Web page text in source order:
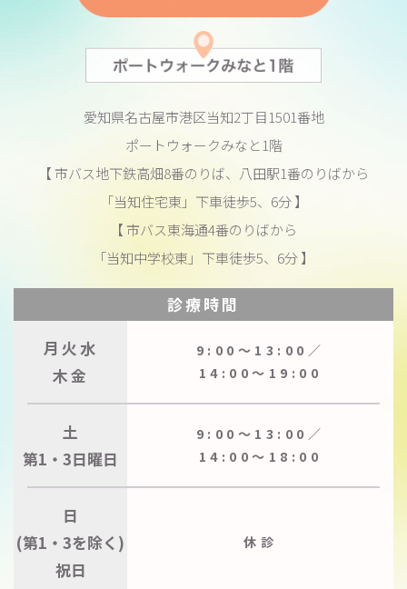
愛知県名古屋市港区当知2丁目1501番地
ポートウォークみなと1階
【 市バス地下鉄高畑8番のりば、八田駅1番のりばから
「当知住宅東」下車徒歩5、6分 】
【 市バス東海通4番のりばから
「当知中学校東」下車徒歩5、6分 】
診療時間
月火水
木金
9:00〜13:00／
14:00〜19:00
土
第1・3日曜日
9:00〜13:00／
14:00〜18:00
日
(第1・3を除く)
祝日
休診